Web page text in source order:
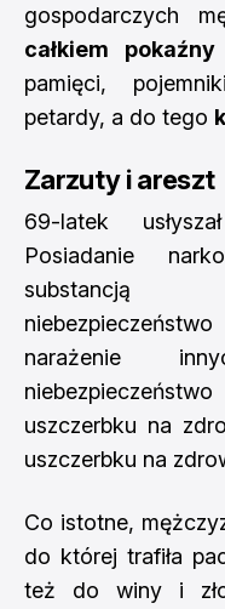
gospodarczych
całkiem
pamięci,
petardy, a do tego
Zarzuty i areszt
69-latek
Posiadanie
substancją
narażenie
uszczerbku na
uszczerbku na
Co istotne,
do której trafiła
też do winy i